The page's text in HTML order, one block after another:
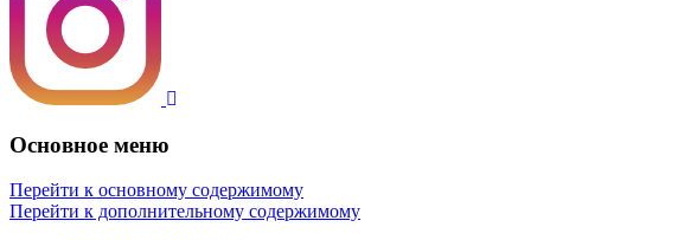
Основное меню
Перейти к основному содержимому
Перейти к дополнительному содержимому